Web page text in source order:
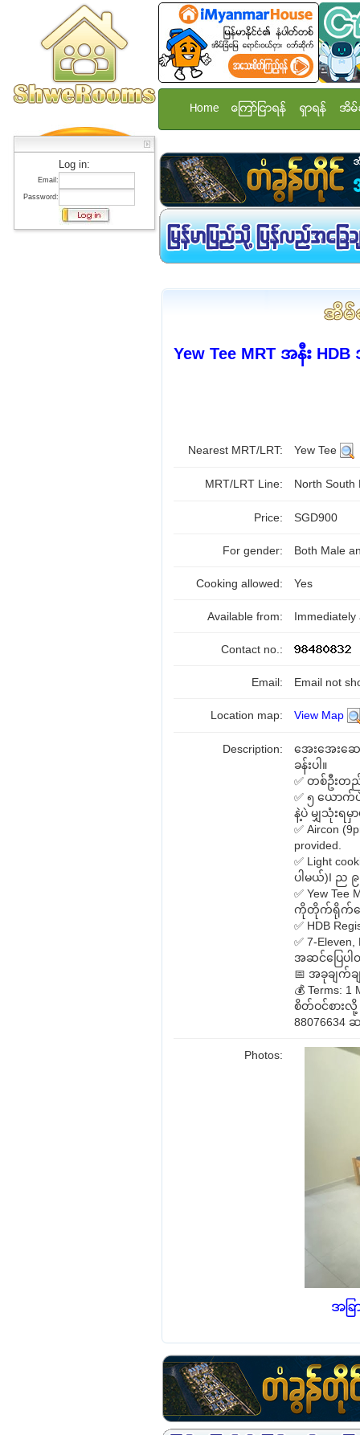
Log in:
Email:
Password:
Home ေၾကာ္ျငာရန္ ရွာရန္ အိမ္
Yew Tee MRT အနီး
Nearest MRT/LRT: Yew Tee
MRT/LRT Line: North
Price: SGD900
For gender: Both Male
Cooking allowed: Yes
Available from:
Contact no.:
Email: Email not
Location map: View Map
Description:
အေးအေးဆ
ခန်းပါ။
✅ တစ်ဦးတ
✅ ၅ ယောက်ပဲ
နဲ့ပဲ မျှသုံးရမှာ
✅ Aircon
provided.
✅ Light
ပါမယ်)I ည ၉
✅ Yew
ကိုတိုက်ရိုက်ရေ
✅ HDB
✅ 7-
အဆင်ပြေပ
📅 အခုချက်ချ
💰 Terms: 1
စိတ်ဝင်စားလို့
88076634
Photos: